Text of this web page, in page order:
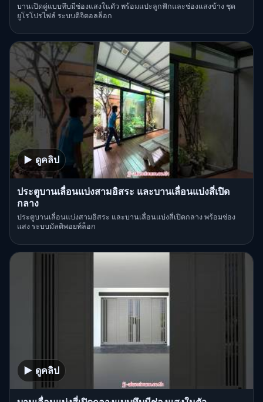
บานเปิดคู่แบบทึบมีช่องแสงในตัว พร้อมแปะลูกฟักและช่องแสงข้าง ชุด
ยูโรโปรไฟล์ ระบบดิจิตอลล็อก
▶ ดูคลิป
ประตูบานเลื่อนแบ่งสามอิสระ และบานเลื่อนแบ่งสี่เปิด
กลาง
ประตูบานเลื่อนแบ่งสามอิสระ และบานเลื่อนแบ่งสี่เปิดกลาง พร้อมช่อง
แสง ระบบมัลติพอยท์ล็อก
▶ ดูคลิป